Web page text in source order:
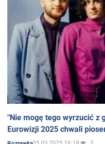
"Nie mogę tego wyrzucić z
Eurowizji 2025 chwali